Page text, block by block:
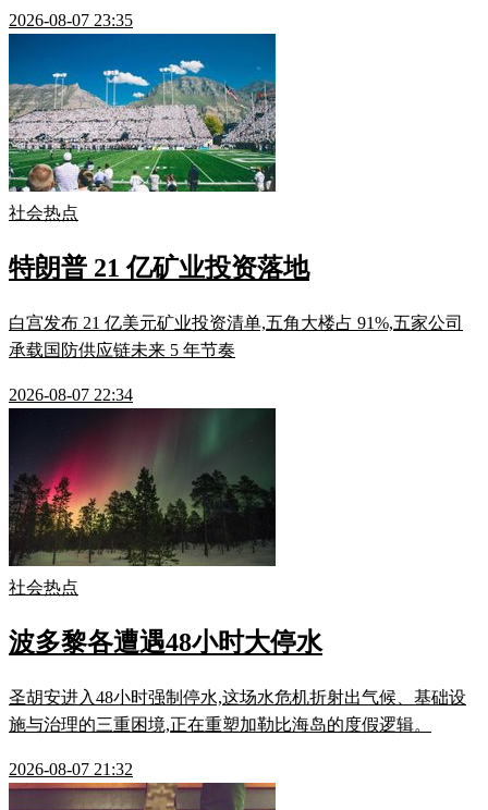
2026-08-07 23:35
社会热点
特朗普 21 亿矿业投资落地
白宫发布 21 亿美元矿业投资清单,五角大楼占 91%,五家公司
承载国防供应链未来 5 年节奏
2026-08-07 22:34
社会热点
波多黎各遭遇48小时大停水
圣胡安进入48小时强制停水,这场水危机折射出气候、基础设
施与治理的三重困境,正在重塑加勒比海岛的度假逻辑。
2026-08-07 21:32